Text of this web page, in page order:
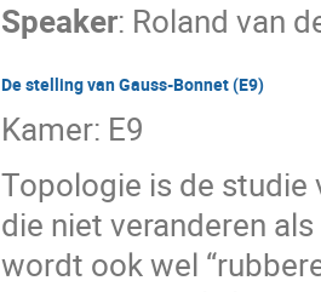
Speaker: Roland van
De stelling van Gauss-Bonnet (E9)
Kamer: E9
Topologie is de studie
die niet veranderen
wordt ook wel